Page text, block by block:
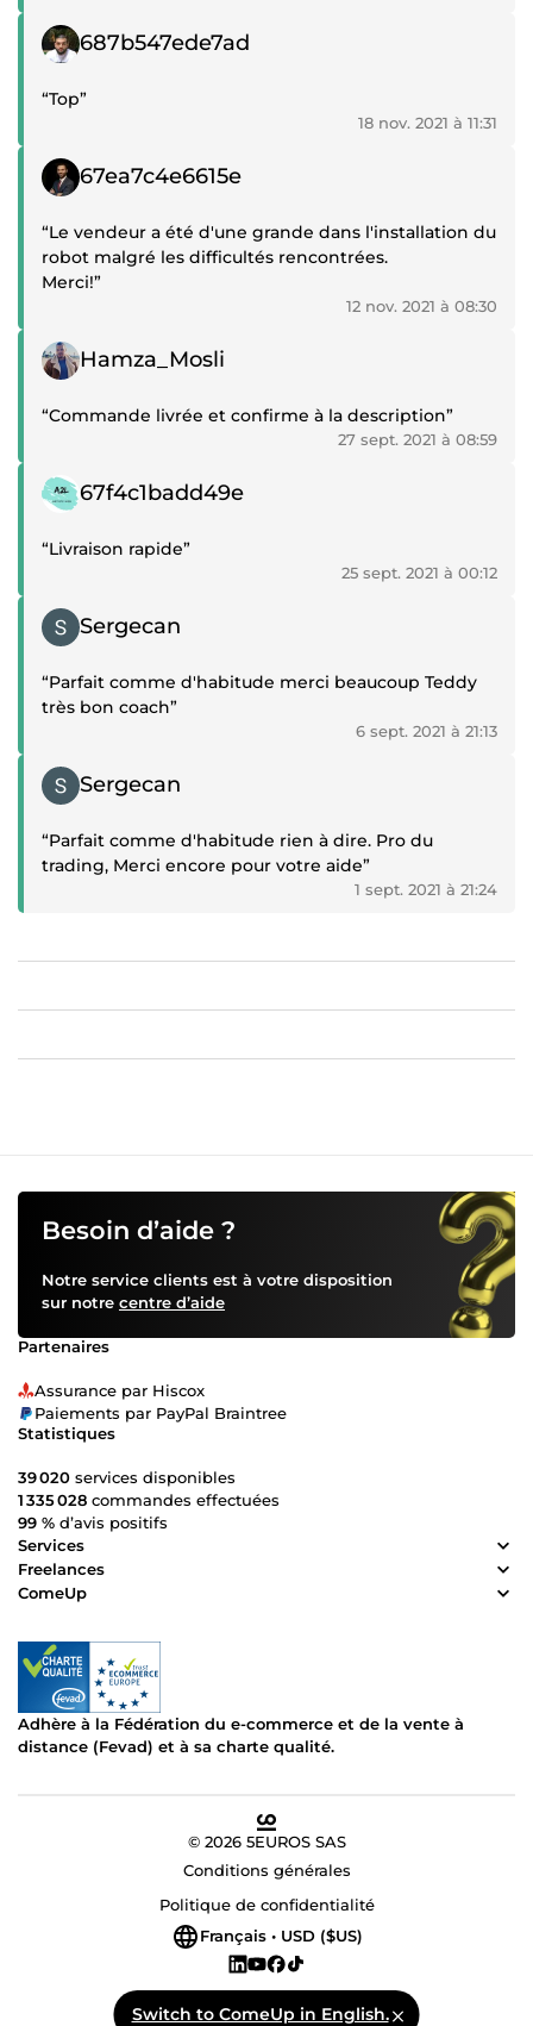
Témoignage positif
687b547ede7ad
“Top”
18 nov. 2021 à 11:31
Témoignage positif
67ea7c4e6615e
“Le vendeur a été d'une grande dans l'installation du
robot malgré les difficultés rencontrées.
Merci!”
12 nov. 2021 à 08:30
Témoignage positif
Hamza_Mosli
“Commande livrée et confirme à la description”
27 sept. 2021 à 08:59
Témoignage positif
67f4c1badd49e
“Livraison rapide”
25 sept. 2021 à 00:12
Témoignage positif
Sergecan
“Parfait comme d'habitude merci beaucoup Teddy
très bon coach”
6 sept. 2021 à 21:13
Témoignage positif
Sergecan
“Parfait comme d'habitude rien à dire. Pro du
trading, Merci encore pour votre aide”
1 sept. 2021 à 21:24
Switch to ComeUp in English.
Besoin d’aide ?
Notre service clients est à votre disposition
sur notre centre d’aide
Partenaires
Assurance par Hiscox
Paiements par PayPal Braintree
Statistiques
39 020 services disponibles
1 335 028 commandes effectuées
99 % d’avis positifs
Services
Freelances
ComeUp
Adhère à la Fédération du e-commerce et de la vente à
distance (Fevad) et à sa charte qualité.
© 2026 5EUROS SAS
Conditions générales
Politique de confidentialité
Français • USD ($US)